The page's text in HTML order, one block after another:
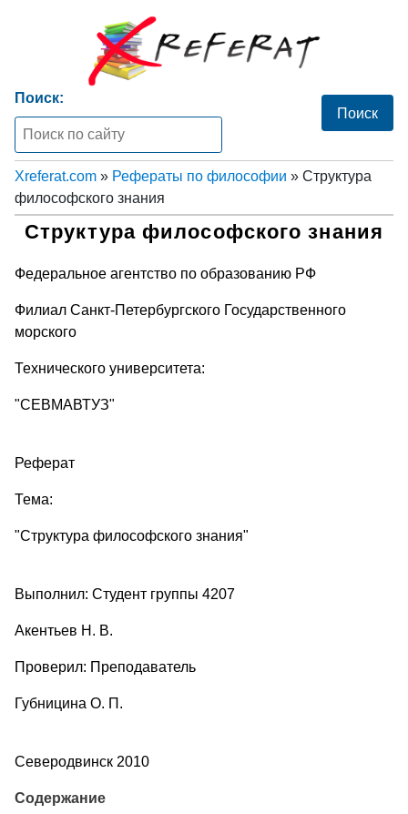
Поиск:
Xreferat.com » Рефераты по философии » Структура
философского знания
Структура философского знания
Федеральное агентство по образованию РФ
Филиал Санкт-Петербургского Государственного
морского
Технического университета:
"СЕВМАВТУЗ"
Реферат
Тема:
"Структура философского знания"
Выполнил: Студент группы 4207
Акентьев Н. В.
Проверил: Преподаватель
Губницина О. П.
Северодвинск 2010
Содержание